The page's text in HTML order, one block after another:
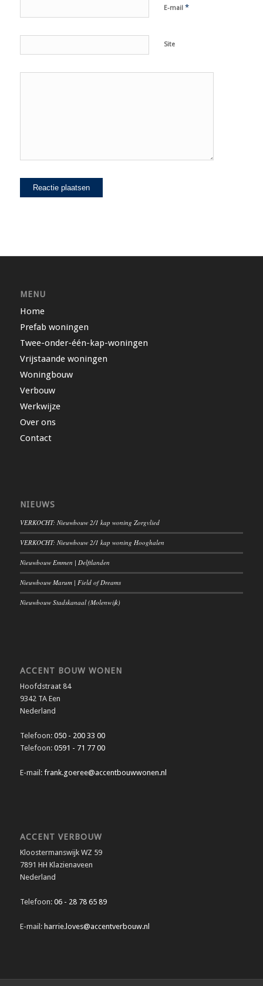
E-mail *
Site
MENU
Home
Prefab woningen
Twee-onder-één-kap-woningen
Vrijstaande woningen
Woningbouw
Verbouw
Werkwijze
Over ons
Contact
NIEUWS
VERKOCHT: Nieuwbouw 2/1 kap woning Zorgvlied
VERKOCHT: Nieuwbouw 2/1 kap woning Hooghalen
Nieuwbouw Emmen | Delftlanden
Nieuwbouw Marum | Field of Dreams
Nieuwbouw Stadskanaal (Molenwijk)
ACCENT BOUW WONEN
Hoofdstraat 84
9342 TA Een
Nederland
Telefoon: 050 - 200 33 00
Telefoon: 0591 - 71 77 00
E-mail: frank.goeree@accentbouwwonen.nl
ACCENT VERBOUW
Kloostermanswijk WZ 59
7891 HH Klazienaveen
Nederland
Telefoon:06 - 28 78 65 89
E-mail: harrie.loves@accentverbouw.nl